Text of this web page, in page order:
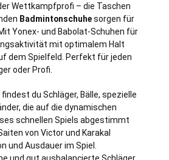
Wettkampfprofi – die Taschen
Badmintonschuhesorgen für
Yonex- und Babolat-Schuhen für
mit optimalem Halt
dem Spielfeld. Perfekt für jeden
oder Profi.
du Schläger, Bälle, spezielle
die auf die dynamischen
schnellen Spiels abgestimmt
von Victor und Karakal
und Ausdauer im Spiel.